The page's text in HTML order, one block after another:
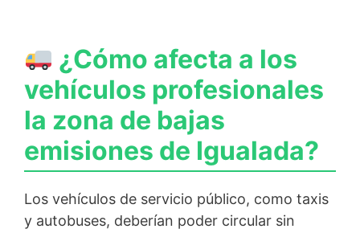
¿Cómo afecta a los
vehículos profesionales
la zona de bajas
emisiones de Igualada?
Los vehículos de servicio público, como taxis
y autobuses, deberían poder circular sin